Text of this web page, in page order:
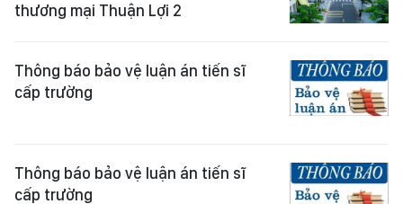
thương mại Thuận Lợi 2
Thông báo bảo vệ luận án tiến sĩ
cấp trường
Thông báo bảo vệ luận án tiến sĩ
cấp trường